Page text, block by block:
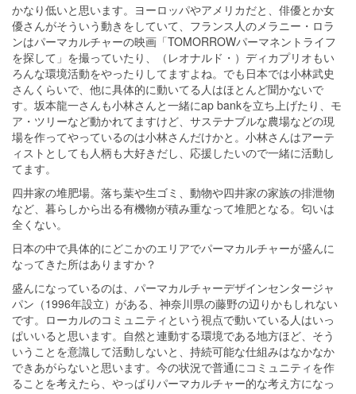
かなり低いと思います。ヨーロッパやアメリカだと、俳優とか女
優さんがそういう動きをしていて、フランス人のメラニー・ロラ
ンはパーマカルチャーの映画「TOMORROWパーマネントライフ
を探して」を撮っていたり、（レオナルド・）ディカプリオもい
ろんな環境活動をやったりしてますよね。でも日本では小林武史
さんくらいで、他に具体的に動いてる人はほとんど聞かないで
す。坂本龍一さんも小林さんと一緒にap bankを立ち上げたり、モ
ア・ツリーなど動かれてますけど、サステナブルな農場などの現
場を作ってやっているのは小林さんだけかと。小林さんはアーテ
ィストとしても人柄も大好きだし、応援したいので一緒に活動し
てます。
四井家の堆肥場。落ち葉や生ゴミ、動物や四井家の家族の排泄物
など、暮らしから出る有機物が積み重なって堆肥となる。匂いは
全くない。
日本の中で具体的にどこかのエリアでパーマカルチャーが盛んに
なってきた所はありますか？
盛んになっているのは、パーマカルチャーデザインセンタージャ
パン（1996年設立）がある、神奈川県の藤野の辺りかもしれない
です。ローカルのコミュニティという視点で動いている人はいっ
ぱいいると思います。自然と連動する環境である地方ほど、そう
いうことを意識して活動しないと、持続可能な仕組みはなかなか
できあがらないと思います。今の状況で普通にコミュニティを作
ることを考えたら、やっぱりパーマカルチャー的な考え方になっ